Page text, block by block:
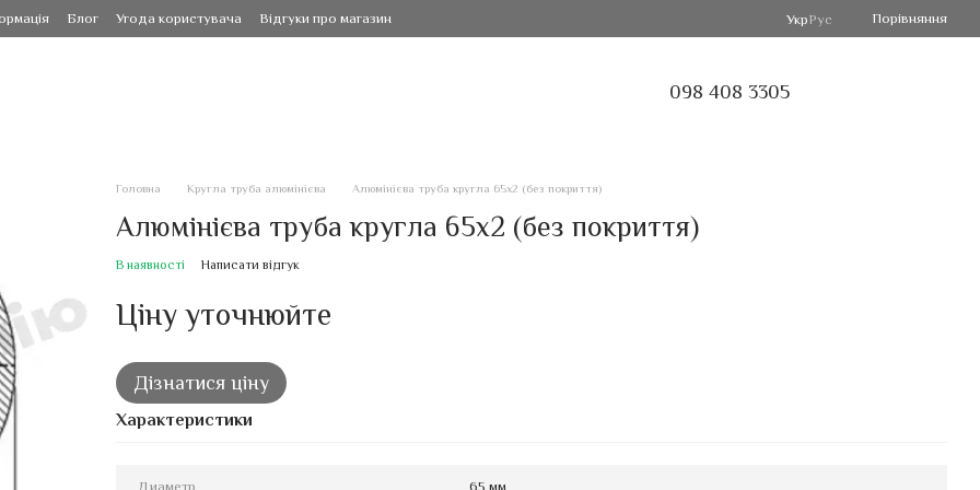
Блог Угода користувача Відгуки про магазин УкрРус Порівняння
098 408 3305
Головна Кругла труба алюмінієва Алюмінієва труба кругла 65х2 (без покриття)
Алюмінієва труба кругла 65х2 (без покриття)
В наявності Написати відгук
Ціну уточнюйте
Дізнатися ціну
Характеристики
Диаметр 65 мм